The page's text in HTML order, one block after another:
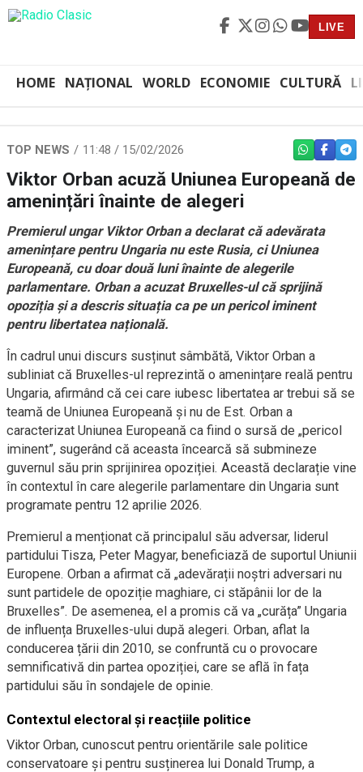
LIVE
HOME NAȚIONAL WORLD ECONOMIE CULTURĂ
TOP NEWS 11:48 / 15/02/2026 WHATSAPP
Viktor Orban acuză Uniunea Europeană de
amenințări înainte de alegeri
Premierul ungar Viktor Orban a declarat că adevărata
amenințare pentru Ungaria nu este Rusia, ci Uniunea
Europeană, cu doar două luni înainte de alegerile
parlamentare. Orban a acuzat Bruxelles-ul că sprijină
opoziția și a descris situația ca pe un pericol iminent
pentru libertatea națională.
În cadrul unui discurs susținut sâmbătă, Viktor Orban a
subliniat că Bruxelles-ul reprezintă o amenințare reală pentru
Ungaria, afirmând că cei care iubesc libertatea ar trebui să se
teamă de Uniunea Europeană și nu de Est. Orban a
caracterizat Uniunea Europeană ca fiind o sursă de „pericol
iminent”, sugerând că aceasta încearcă să submineze
guvernul său prin sprijinirea opoziției. Această declarație vine
în contextul în care alegerile parlamentare din Ungaria sunt
programate pentru 12 aprilie 2026.
Premierul a menționat că principalul său adversar, liderul
partidului Tisza, Peter Magyar, beneficiază de suportul Uniunii
Europene. Orban a afirmat că „adevărații noștri adversari nu
sunt partidele de opoziție maghiare, ci stăpânii lor de la
Bruxelles”. De asemenea, el a promis că va „curăța” Ungaria
de influența Bruxelles-ului după alegeri. Orban, aflat la
conducerea țării din 2010, se confruntă cu o provocare
semnificativă din partea opoziției, care se află în fața
partidului său în sondajele de opinie.
Contextul electoral și reacțiile politice
Viktor Orban, cunoscut pentru orientările sale politice
conservatoare și pentru susținerea lui Donald Trump, a